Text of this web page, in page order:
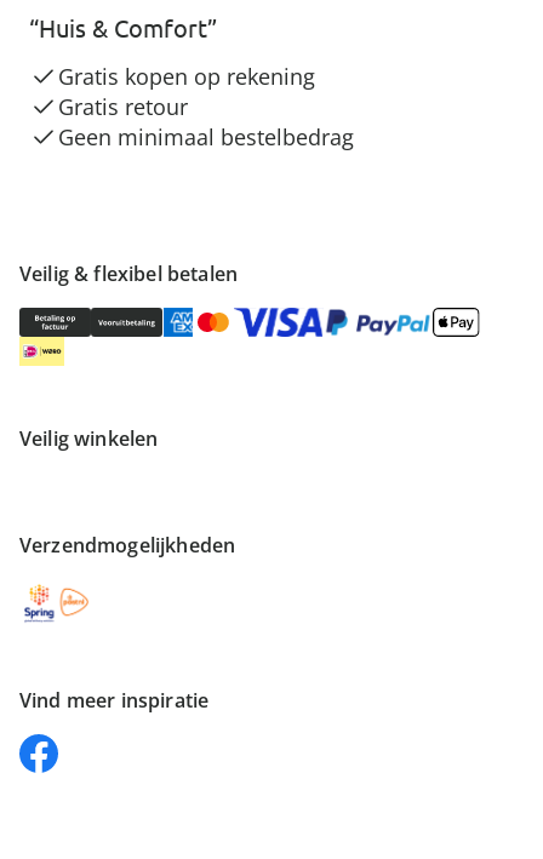
Veilig & flexibel betalen
Veilig winkelen
Verzendmogelijkheden
Vind meer inspiratie
“Huis & Comfort”
Gratis kopen op rekening
Gratis retour
Geen minimaal bestelbedrag